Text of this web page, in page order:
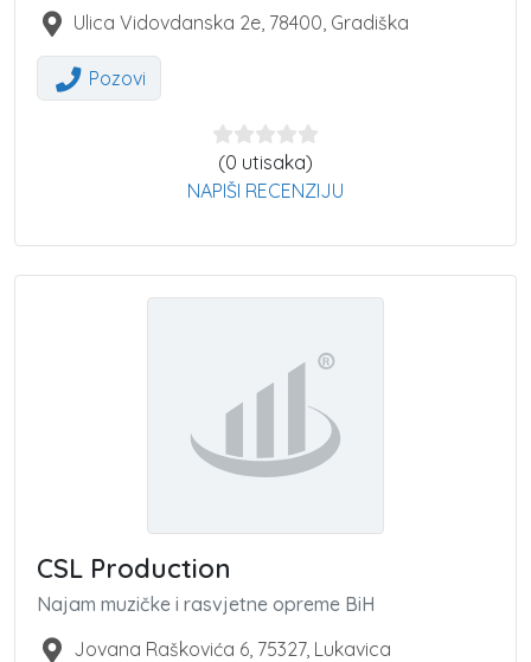
Ulica Vidovdanska 2e, 78400, Gradiška
Pozovi
(0 utisaka)
NAPIŠI RECENZIJU
CSL Production
Najam muzičke i rasvjetne opreme BiH
Jovana Raškovića 6, 75327, Lukavica